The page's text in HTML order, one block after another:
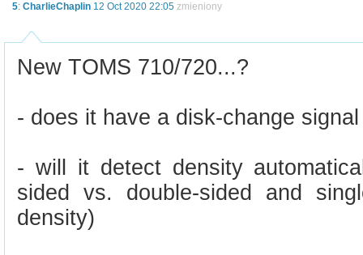
5: CharlieChaplin 12 Oct 2020 22:05 zmieniony
New TOMS 710/720...?
- does it have a disk-change
- will it detect density
sided vs. double-sided and
density)